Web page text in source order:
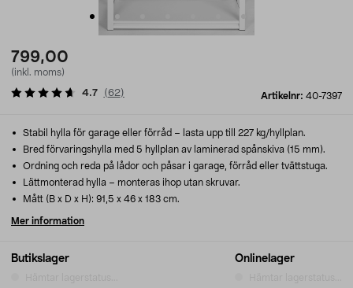
799,00
(inkl. moms)
Artikelnr: 40-7397
4.7 (62)
Butikslager Onlinelager
Stabil hylla för garage eller förråd – lasta upp till 227 kg/hyllplan.
Bred förvaringshylla med 5 hyllplan av laminerad spånskiva (15 mm).
Ordning och reda på lådor och påsar i garage, förråd eller tvättstuga.
Lättmonterad hylla – monteras ihop utan skruvar.
Mått (B x D x H): 91,5 x 46 x 183 cm.
Mer information